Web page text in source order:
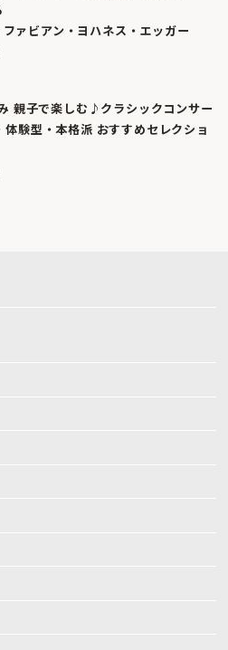
ァビアン・ヨハネス・エッガー
親子で楽しむ♪クラシックコンサー
体験型・本格派 おすすめセレクショ